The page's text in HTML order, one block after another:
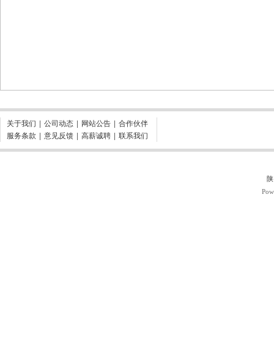
关于我们 公司动态 网站公告
合作伙伴
服务条款
意见反馈 高薪诚聘 联系我们